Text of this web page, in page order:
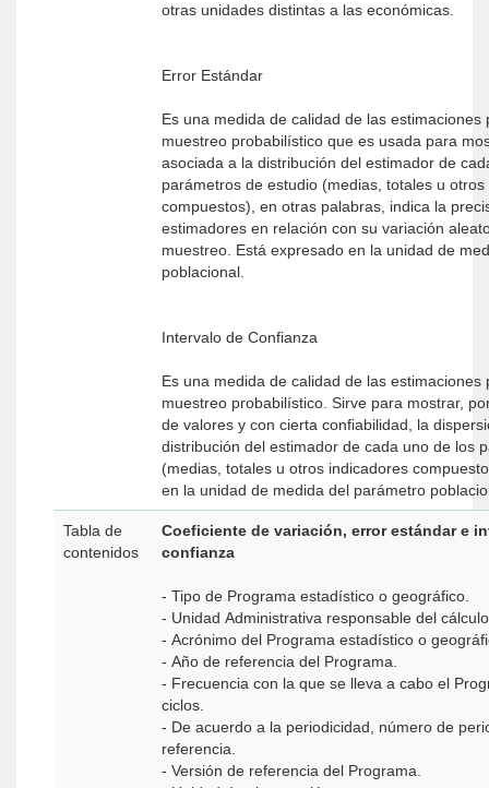
otras unidades distintas a las económicas.
Error Estándar
Es una medida de calidad de las estimaciones
muestreo probabilístico que es usada para
asociada a la distribución del estimador de
parámetros de estudio (medias, totales u
compuestos), en otras palabras, indica la
estimadores en relación con su variación
muestreo. Está expresado en la unidad de
poblacional.
Intervalo de Confianza
Es una medida de calidad de las estimaciones
muestreo probabilístico. Sirve para mostrar,
de valores y con cierta confiabilidad, la
distribución del estimador de cada uno de los
(medias, totales u otros indicadores
en la unidad de medida del parámetro
Tabla de
contenidos
Coeficiente de variación, error estándar e
confianza
- Tipo de Programa estadístico o geográfico.
- Unidad Administrativa responsable del
- Acrónimo del Programa estadístico o
- Año de referencia del Programa.
- Frecuencia con la que se lleva a cabo el
ciclos.
- De acuerdo a la periodicidad, número de
referencia.
- Versión de referencia del Programa.